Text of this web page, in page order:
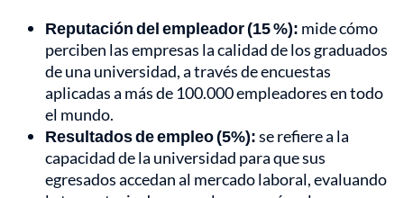
Reputación del empleador (15 %): mide cómo
perciben las empresas la calidad de los graduados
de una universidad, a través de encuestas
aplicadas a más de 100.000 empleadores en todo
el mundo.
Resultados de empleo (5%):se refiere a la
capacidad de la universidad para que sus
egresados accedan al mercado laboral, evaluando